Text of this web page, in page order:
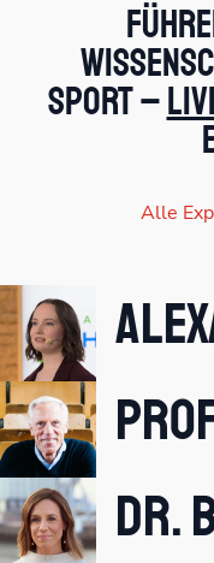
Sport –
Alle
Dr.